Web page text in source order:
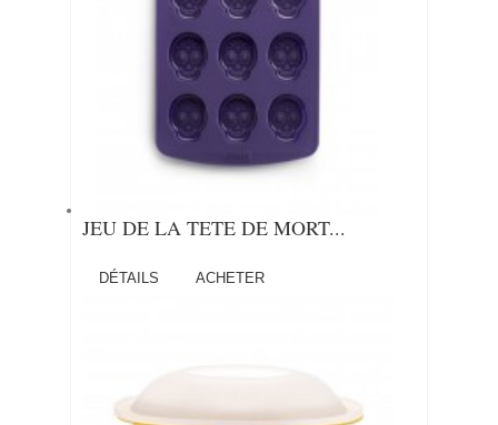
JEU DE LA TETE DE MORT...
DÉTAILS ACHETER